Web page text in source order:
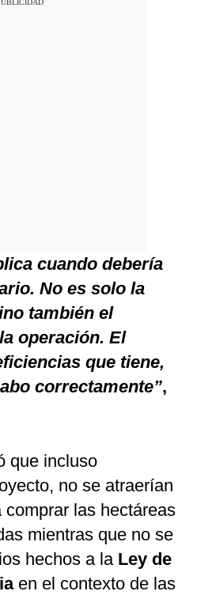
cuando debería
No es solo la
también el
operación. El
que tiene,
correctamente”,
que incluso
no se atraerían
las hectáreas
mientras que no se
hechos a la Ley de
en el contexto de las